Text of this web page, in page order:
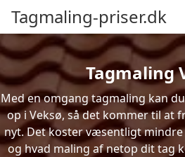
Tagmaling-priser.dk
Tagmaling
Med en omgang tagmaling kan
op i Veksø, så det kommer til at
nyt. Det koster væsentligt
og hvad maling af netop dit tag